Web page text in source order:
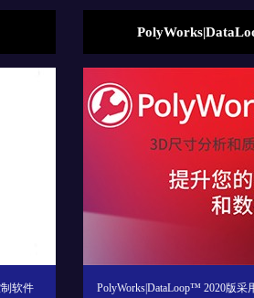
基于
ABB传动云连
它是为低压传动产品开发的一款